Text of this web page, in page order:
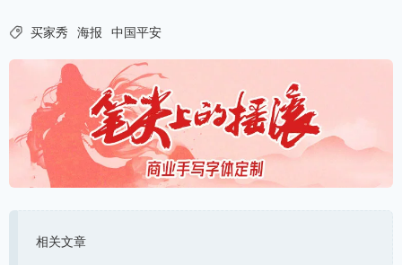
 买家秀 海报 中国平安
相关文章